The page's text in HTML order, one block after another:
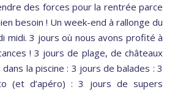
des forces pour la rentrée parce
besoin ! Un week-end à rallonge du
midi. 3 jours où nous avons profité à
! 3 jours de plage, de châteaux
la piscine : 3 jours de balades : 3
(et d’apéro) : 3 jours de supers